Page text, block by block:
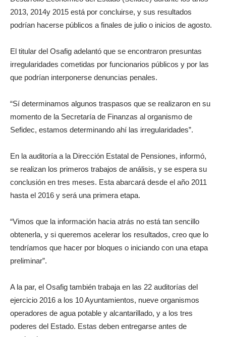
2013, 2014y 2015 está por concluirse, y sus resultados
podrían hacerse públicos a finales de julio o inicios de agosto.
El titular del Osafig adelantó que se encontraron presuntas
irregularidades cometidas por funcionarios públicos y por las
que podrían interponerse denuncias penales.
“Sí determinamos algunos traspasos que se realizaron en su
momento de la Secretaría de Finanzas al organismo de
Sefidec, estamos determinando ahí las irregularidades”.
En la auditoría a la Dirección Estatal de Pensiones, informó,
se realizan los primeros trabajos de análisis, y se espera su
conclusión en tres meses. Esta abarcará desde el año 2011
hasta el 2016 y será una primera etapa.
“Vimos que la información hacia atrás no está tan sencillo
obtenerla, y si queremos acelerar los resultados, creo que lo
tendríamos que hacer por bloques o iniciando con una etapa
preliminar”.
A la par, el Osafig también trabaja en las 22 auditorías del
ejercicio 2016 a los 10 Ayuntamientos, nueve organismos
operadores de agua potable y alcantarillado, y a los tres
poderes del Estado. Estas deben entregarse antes de